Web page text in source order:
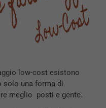
low-cost esistono
solo una forma di
meglio posti e gente.